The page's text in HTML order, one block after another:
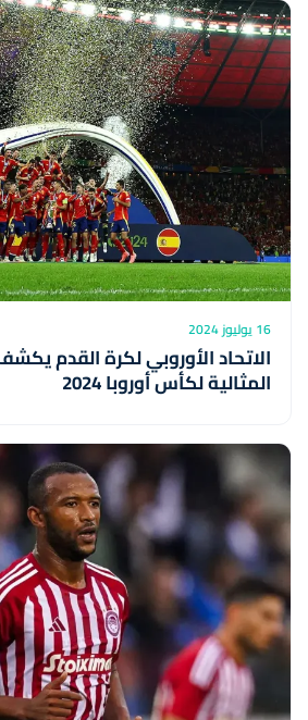
16 يوليوز 2024
الاتحاد الأوروبي لكرة القدم
المثالية لكأس أوروبا 2024